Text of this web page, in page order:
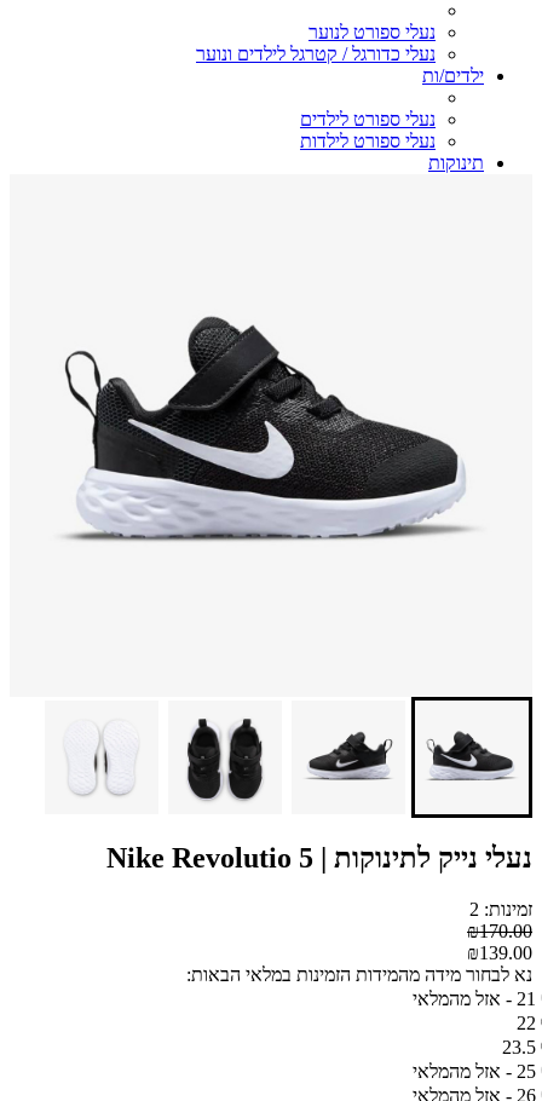
נעלי ספורט לנוער
נעלי כדורגל / קטרגל לילדים ונוער
ילדים/ות
נעלי ספורט לילדים
נעלי ספורט לילדות
תינוקות
נעלי נייק לתינוקות | Nike Revolutio 5
זמינות: 2
₪170.00
₪139.00
נא לבחור מידה מהמידות הזמינות במלאי הבאות:
21 - אזל מהמלאי
22
23.5
25 - אזל מהמלאי
26 - אזל מהמלאי